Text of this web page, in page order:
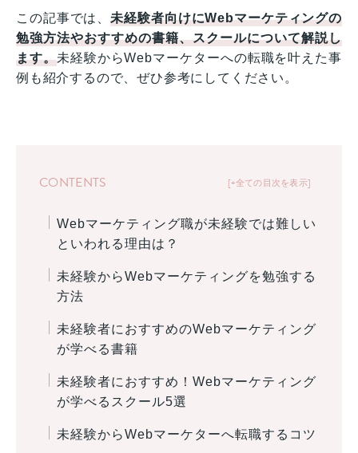
この記事では、未経験者向けにWebマーケティングの
勉強方法やおすすめの書籍、スクールについて解説し
ます。未経験からWebマーケターへの転職を叶えた事
例も紹介するので、ぜひ参考にしてください。
+全ての目次を表示
CONTENTS
Webマーケティング職が未経験では難しい
といわれる理由は？
未経験からWebマーケティングを勉強する
方法
未経験者におすすめのWebマーケティング
が学べる書籍
未経験者におすすめ！Webマーケティング
が学べるスクール5選
未経験からWebマーケターへ転職するコツ